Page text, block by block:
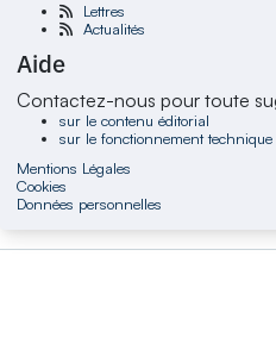
Lettres
Actualités
Aide
Contactez-nous pour toute
sur le contenu éditorial
sur le fonctionnement technique
Mentions Légales
Cookies
Données personnelles